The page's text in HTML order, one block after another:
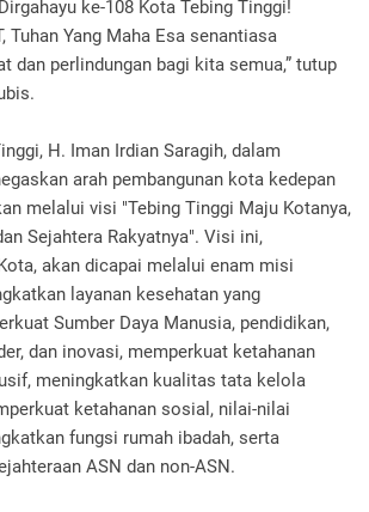
ke-108 Kota Tebing Tinggi!
Tuhan Yang Maha Esa senantiasa
dan perlindungan bagi kita semua,” tutup
H. Iman Irdian Saragih, dalam
arah pembangunan kota kedepan
melalui visi "Tebing Tinggi Maju Kotanya,
Sejahtera Rakyatnya". Visi ini,
akan dicapai melalui enam misi
layanan kesehatan yang
Sumber Daya Manusia, pendidikan,
dan inovasi, memperkuat ketahanan
meningkatkan kualitas tata kelola
ketahanan sosial, nilai-nilai
fungsi rumah ibadah, serta
ASN dan non-ASN.